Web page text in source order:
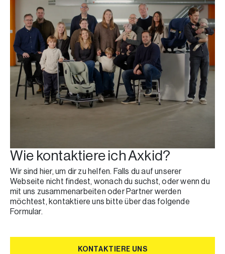
Wie kontaktiere ich Axkid?
Wir sind hier, um dir zu helfen. Falls du auf unserer
Webseite nicht findest, wonach du suchst, oder wenn du
mit uns zusammenarbeiten oder Partner werden
möchtest, kontaktiere uns bitte über das folgende
Formular.
KONTAKTIERE UNS